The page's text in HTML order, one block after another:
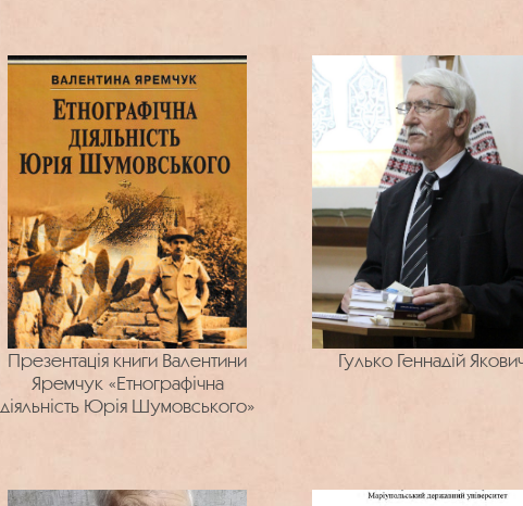
Презентація книги Валентини
Яремчук «Етнографічна
діяльність Юрія Шумовського»
Гулько Геннадій